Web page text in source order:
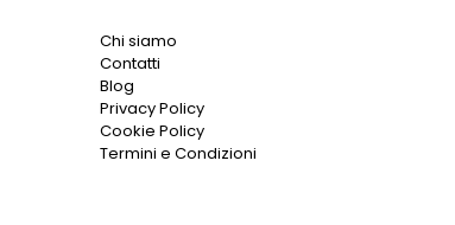
Chi siamo
Contatti
Blog
Privacy Policy
Cookie Policy
Termini e Condizioni